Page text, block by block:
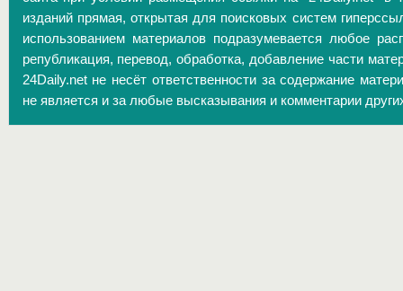
изданий прямая, открытая для поисковых систем
использованием материалов подразумевается любое
републикация, перевод, обработка, добавление части
24Daily.net не несёт ответственности за содержание
не является и за любые высказывания и комментарии